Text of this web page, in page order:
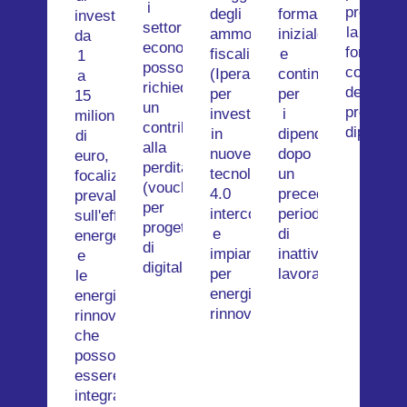
investimento
da
1
a
15
milioni
di
euro,
focalizzati
prevalentemente
sull'efficienza
energetica
e
le
energie
rinnovabili,
che
possono
essere
integrati
i
settori
economici
possono
richiedere
un
contributo
alla
perdita
(voucher)
per
progetti
di
digitalizzazione.
degli
ammortamenti
fiscali
(Iperammortamento)
per
investimenti
in
nuove
tecnologie
4.0
interconnesse
e
impianti
per
energie
rinnovabili.
formazione
iniziale
e
continua
per
i
dipendenti
dopo
un
precedente
periodo
di
inattività
lavorativa.
la
continua
dei
propri